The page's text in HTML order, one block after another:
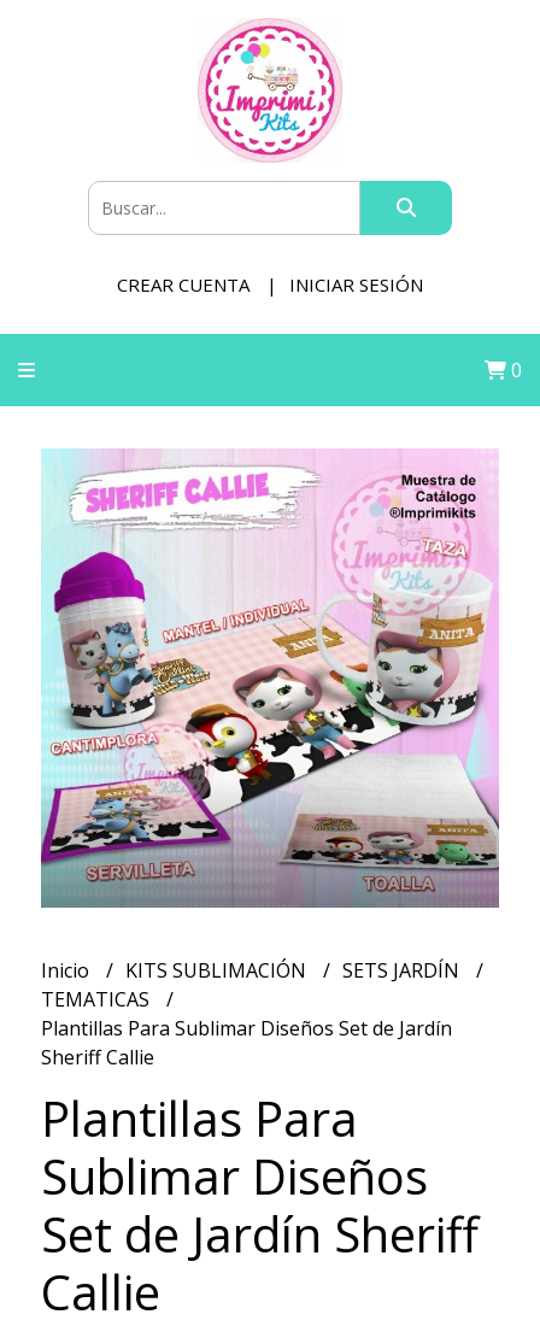
CREAR CUENTA INICIAR SESIÓN
0
Inicio KITS SUBLIMACIÓN
SETS JARDÍN
TEMATICAS
Plantillas Para Sublimar Diseños Set de Jardín
Sheriff Callie
Plantillas Para
Sublimar Diseños
Set de Jardín Sheriff
Callie